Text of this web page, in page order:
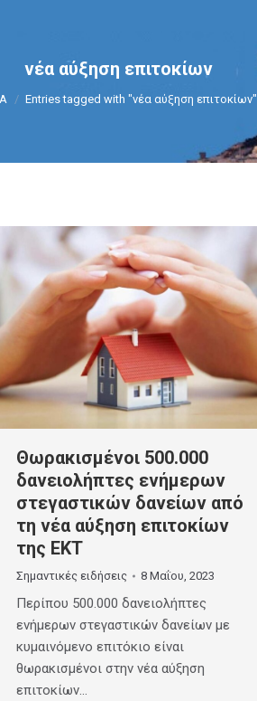
νέα αύξηση επιτοκίων
are here:
Entries tagged with "νέα αύξηση επιτοκίων"
Θωρακισμένοι 500.000
δανειολήπτες ενήμερων
στεγαστικών δανείων από
τη νέα αύξηση επιτοκίων
της ΕΚΤ
Σημαντικές ειδήσεις 8 Μαΐου, 2023
Περίπου 500.000 δανειολήπτες
ενήμερων στεγαστικών δανείων με
κυμαινόμενο επιτόκιο είναι
θωρακισμένοι στην νέα αύξηση
επιτοκίων…